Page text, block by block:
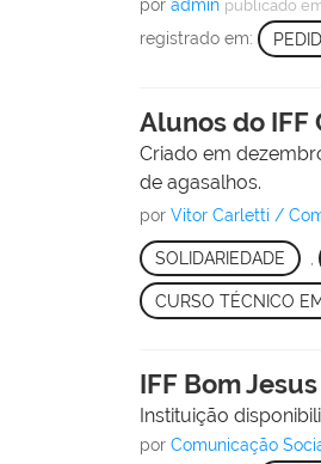
poradmin publicado
registrado em:
Alunos do
Criado em
de agasalhos.
porVitor Carletti /
SOLIDARIEDADE
CURSO TÉCNICO
IFF Bom
Instituição
porComunicação